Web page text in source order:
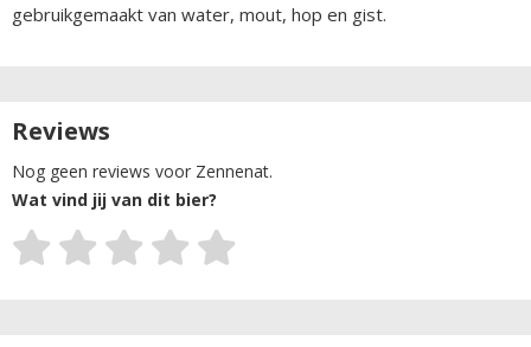
gebruikgemaakt van water, mout, hop en gist.
Reviews
Nog geen reviews voor Zennenat.
Wat vind jij van dit bier?